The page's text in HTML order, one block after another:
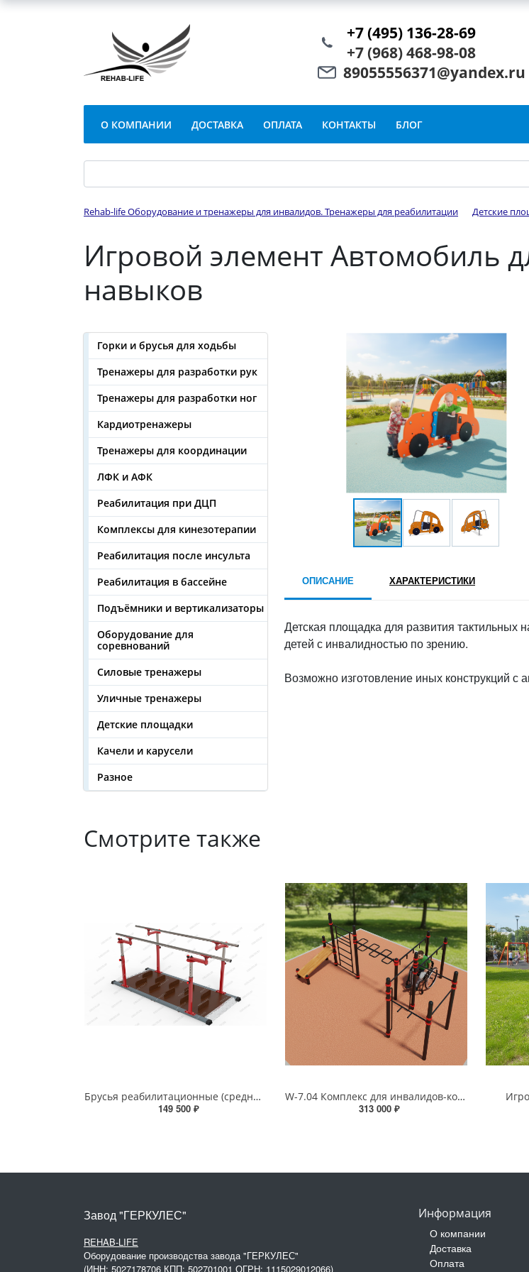
+7 (495) 136-28-69
+7 (968) 468-98-08
89055556371@yandex.ru
О КОМПАНИИ ДОСТАВКА ОПЛАТА КОНТАКТЫ БЛОГ
Rehab-life Оборудование и тренажеры для инвалидов. Тренажеры для реабилитации Детские
Игровой элемент Автомобиль
навыков
Горки и брусья для ходьбы
Тренажеры для разработки рук
Тренажеры для разработки ног
Кардиотренажеры
Тренажеры для координации
ЛФК и АФК
Реабилитация при ДЦП
Комплексы для кинезотерапии
Реабилитация после инсульта
Реабилитация в бассейне
Подъёмники и вертикализаторы
Оборудование для
соревнований
Силовые тренажеры
Уличные тренажеры
Детские площадки
Качели и карусели
Разное
ОПИСАНИЕ ХАРАКТЕРИСТИКИ
Детская площадка для развития тактильных
детей с инвалидностью по зрению.
Возможно изготовление иных конструкций с
Смотрите также
Брусья реабилитационные (средние)
149 500 ₽
W-7.04 Комплекс для инвалидов-колясочников PLUS
313 000 ₽
Завод "ГЕРКУЛЕС"
REHAB-LIFE
Оборудование производства завода "ГЕРКУЛЕС"
(ИНН: 5027178706 КПП: 502701001 ОГРН: 1115029012066)
Информация
О компании
Доставка
Оплата